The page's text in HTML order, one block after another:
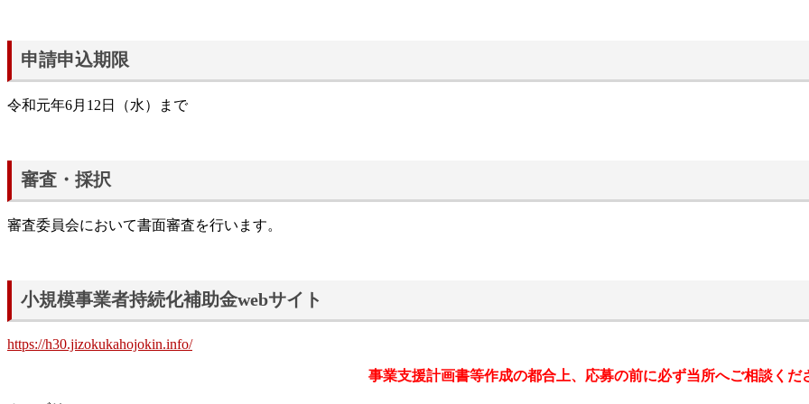
申請申込期限
令和元年6月12日（水）まで
審査・採択
審査委員会において書面審査を行います。
小規模事業者持続化補助金webサイト
https://h30.jizokukahojokin.info/
事業支援計画書等作成の都合上、応募の前に必ず当所へご相談くだ